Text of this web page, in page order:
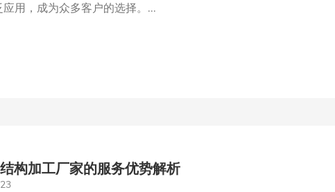
用，成为众多客户的选择。...
构加工厂家的服务优势解析